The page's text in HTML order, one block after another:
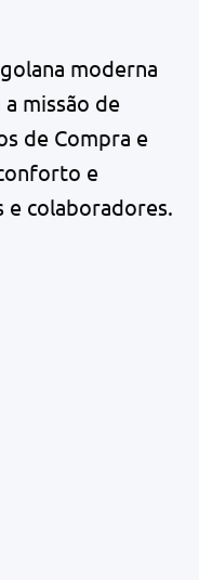
moderna
missão de
de Compra e
e
e colaboradores.